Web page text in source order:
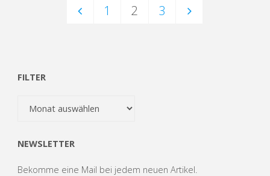
1 2 3
FILTER
NEWSLETTER
Bekomme eine Mail bei jedem neuen Artikel.